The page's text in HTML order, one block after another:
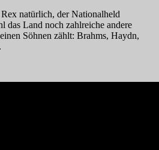
natürlich, der Nationalheld
das Land noch zahlreiche andere
Söhnen zählt: Brahms, Haydn,